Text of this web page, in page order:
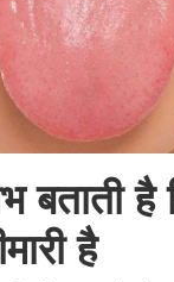
बताती
है